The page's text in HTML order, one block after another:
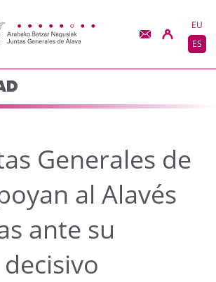
GeneralesEU
ES
Generales de
al Alavés
ante su